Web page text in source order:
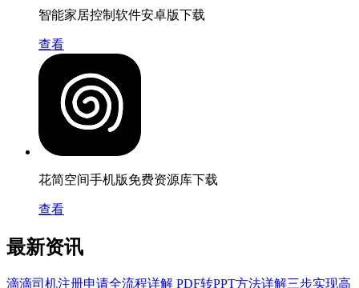
智能家居控制软件安卓版下载
查看
花简空间手机版免费资源库下载
查看
最新资讯
滴滴司机注册申请全流程详解 PDF转PPT方法详解三步实现高